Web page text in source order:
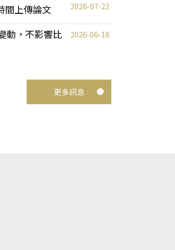
間上傳論文 2026-07-22
動，不影響比
2026-06-18
更多訊息